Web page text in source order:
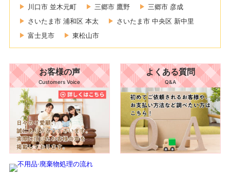
川口市 並木元町
三郷市 鷹野
三郷市 彦成
さいたま市 浦和区 本太
さいたま市 中央区 新中里
富士見市
東松山市
お客様の声
Customers Voice
よくある質問
Q&A